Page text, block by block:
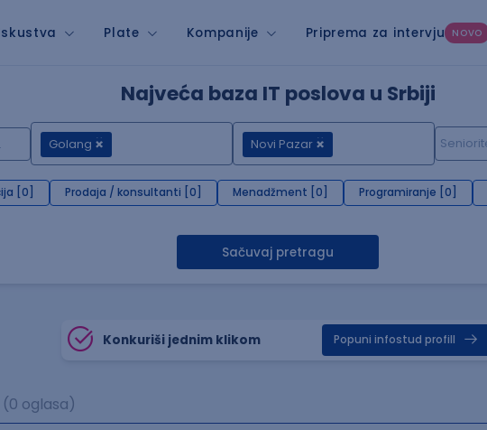
Plate Kompanije Priprema za intervju NOVO
Najveća baza IT poslova u Srbiji
Golang Novi Pazar
[0] Prodaja / konsultanti [0] Menadžment [0] Programiranje [0]
Sačuvaj pretragu
Konkuriši jednim klikom Popuni infostud profill
(0 oglasa)